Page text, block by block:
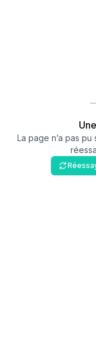
La page n’a pas